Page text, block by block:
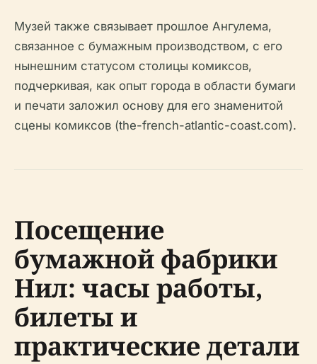
Музей также связывает прошлое Ангулема,
связанное с бумажным производством, с его
нынешним статусом столицы комиксов,
подчеркивая, как опыт города в области бумаги
и печати заложил основу для его знаменитой
сцены комиксов (the-french-atlantic-coast.com).
Посещение
бумажной фабрики
Нил: часы работы,
билеты и
практические детали